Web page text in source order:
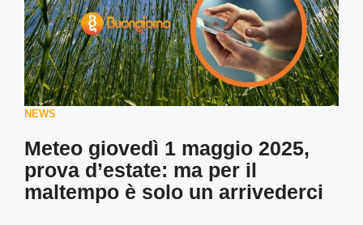
NEWS
Meteo giovedì 1 maggio 2025,
prova d’estate: ma per il
maltempo è solo un arrivederci